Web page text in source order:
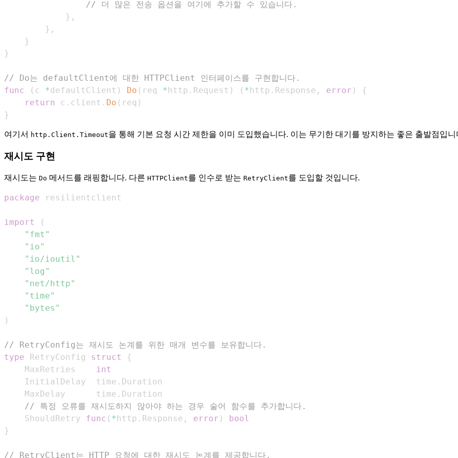
// 더 많은 전송 옵션을 여기에 추가할 수 있습니다.
} ,
} ,
}
}
// Do는 defaultClient에 대한 HTTPClient 인터페이스를 구현합니다.
func
( c *defaultClient ) Do ( req *http . Request ) ( *http . Response , error )
{
return
c . client . Do ( req )
}
여기서 http.Client.Timeout을 통해 기본 요청 시간 제한을 이미 도입했습니다. 이는 무기한 대기를 방지하는 좋은 출발점입니
재시도 구현
재시도는 Do 메서드를 래핑합니다. 다른 HTTPClient를 인수로 받는 RetryClient를 도입할 것입니다.
package
import
(
"fmt"
"io"
"io/ioutil"
"log"
"net/http"
"time"
"bytes"
)
// RetryConfig는 재시도 논계를 위한 매개 변수를 보유합니다.
type RetryConfig struct
{
	MaxRetries
int
	InitialDelay  time
.
	MaxDelay      time
.
// 특정 오류를 재시도하지 않아야 하는 경우 술어 함수를 추가합니다.
	ShouldRetry
func ( *http . Response , error )
bool
}
// RetryClient는 HTTP 요청에 대한 재시도 논계를 제공합니다.